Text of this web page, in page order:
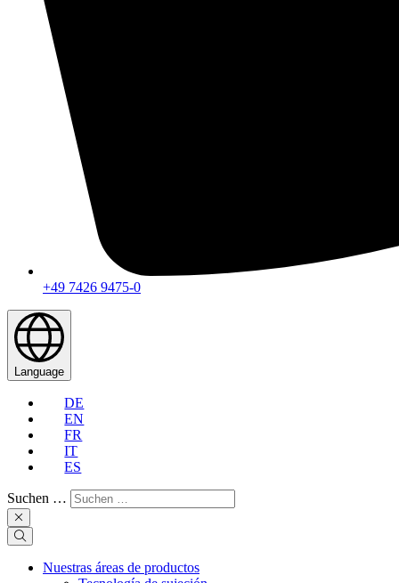
+49 7426 9475-0
Language
DE
EN
FR
IT
ES
Suchen …
Nuestras áreas de productos